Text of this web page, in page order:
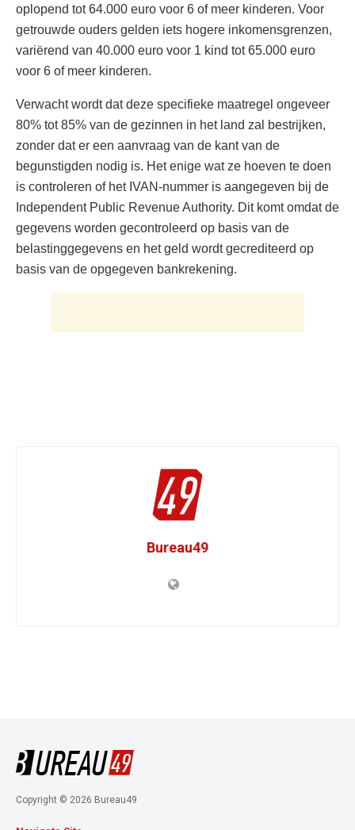
oplopend tot 64.000 euro voor 6 of meer kinderen. Voor
getrouwde ouders gelden iets hogere inkomensgrenzen,
variërend van 40.000 euro voor 1 kind tot 65.000 euro
voor 6 of meer kinderen.
Verwacht wordt dat deze specifieke maatregel ongeveer
80% tot 85% van de gezinnen in het land zal bestrijken,
zonder dat er een aanvraag van de kant van de
begunstigden nodig is. Het enige wat ze hoeven te doen
is controleren of het IVAN-nummer is aangegeven bij de
Independent Public Revenue Authority. Dit komt omdat de
gegevens worden gecontroleerd op basis van de
belastinggegevens en het geld wordt gecrediteerd op
basis van de opgegeven bankrekening.
Bureau49
Copyright © 2026 Bureau49